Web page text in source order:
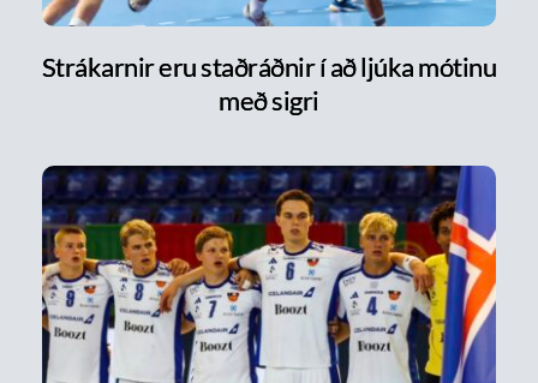
Strákarnir eru staðráðnir í að ljúka mótinu
með sigri